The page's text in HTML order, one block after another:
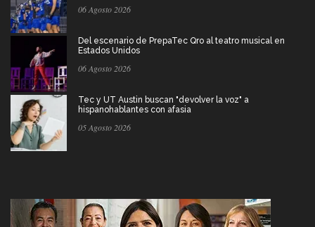
06 Agosto 2026
Del escenario de PrepaTec Qro al teatro musical en
Estados Unidos
06 Agosto 2026
Tec y UT Austin buscan "devolver la voz" a
hispanohablantes con afasia
05 Agosto 2026